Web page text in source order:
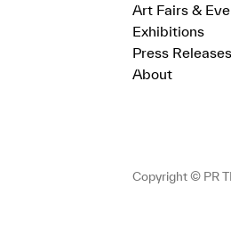
Art Fairs &
Exhibitions
Press Releases
About
Copyright © PR